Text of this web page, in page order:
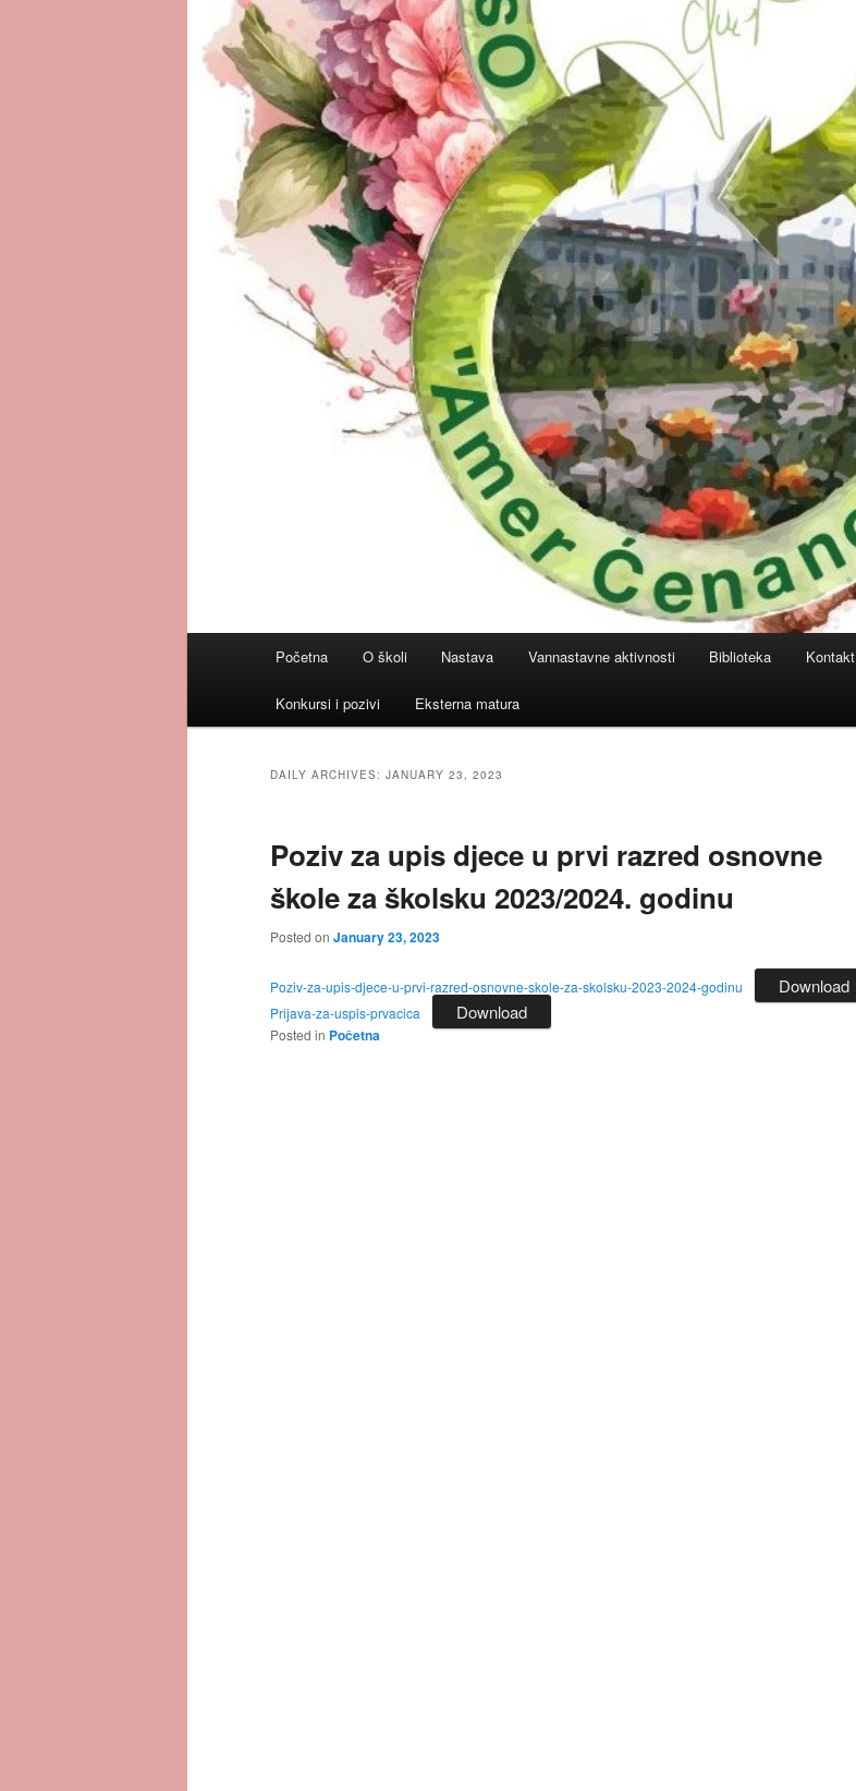
Početna O školi Nastava Vannastavne aktivnosti Biblioteka Kontakt
Konkursi i pozivi Eksterna matura
DAILY ARCHIVES: JANUARY 23, 2023
Poziv za upis djece u prvi razred osnovne
škole za školsku 2023/2024. godinu
Posted on January 23, 2023
Poziv-za-upis-djece-u-prvi-razred-osnovne-skole-za-skolsku-2023-2024-godinu Download
Prijava-za-uspis-prvacica Download
Posted in Početna